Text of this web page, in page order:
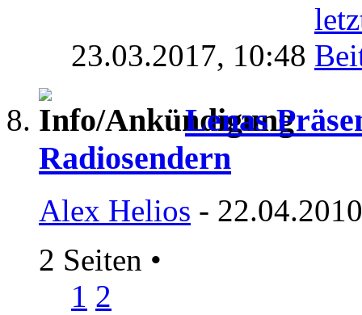
23.03.2017, 10:48
Lenas
Radiosendern
Alex Helios -
2 Seiten •
1 2